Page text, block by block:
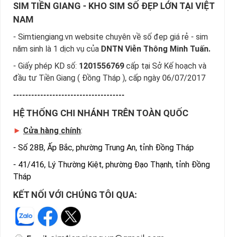
SIM TIỀN GIANG - KHO SIM SỐ ĐẸP LỚN TẠI VIỆT
NAM
- Simtiengiang.vn website chuyên về số đẹp giá rẻ - sim
năm sinh là 1 dịch vụ của DNTN Viễn Thông Minh Tuấn.
- Giấy phép KD số: 1201556769 cấp tại Sở Kế hoạch và
đầu tư Tiền Giang ( Đồng Tháp ), cấp ngày 06/07/2017
-------------------------------------
HỆ THỐNG CHI NHÁNH TRÊN TOÀN QUỐC
► Cửa hàng chính:
- Số 28B, Ấp Bắc, phường Trung An, tỉnh Đồng Tháp
- 41/416, Lý Thường Kiệt, phường Đạo Thạnh, tỉnh Đồng
Tháp
KẾT NỐI VỚI CHÚNG TÔI QUA: